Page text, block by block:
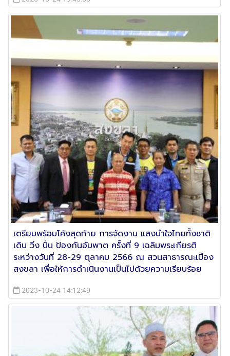
เตรียมพร้อมโค้งสุดท้าย การจัดงาน แสงนำใจไทยทั้งชาติ
เดิน วิ่ง ปั่น ป้องกันอัมพาต ครั้งที่ 9 เฉลิมพระเกียรติ
ระหว่างวันที่ 28-29 ตุลาคม 2566 ณ สวนสาธารณะเมือง
สงขลา เพื่อให้การดำเนินงานเป็นไปด้วยความเรียบร้อย
2023-10-24 14:12:49